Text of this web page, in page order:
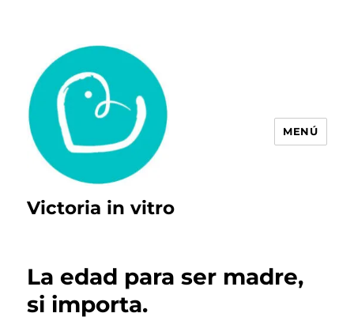
Victoria in vitro
MENÚ
La edad para ser madre,
si importa.